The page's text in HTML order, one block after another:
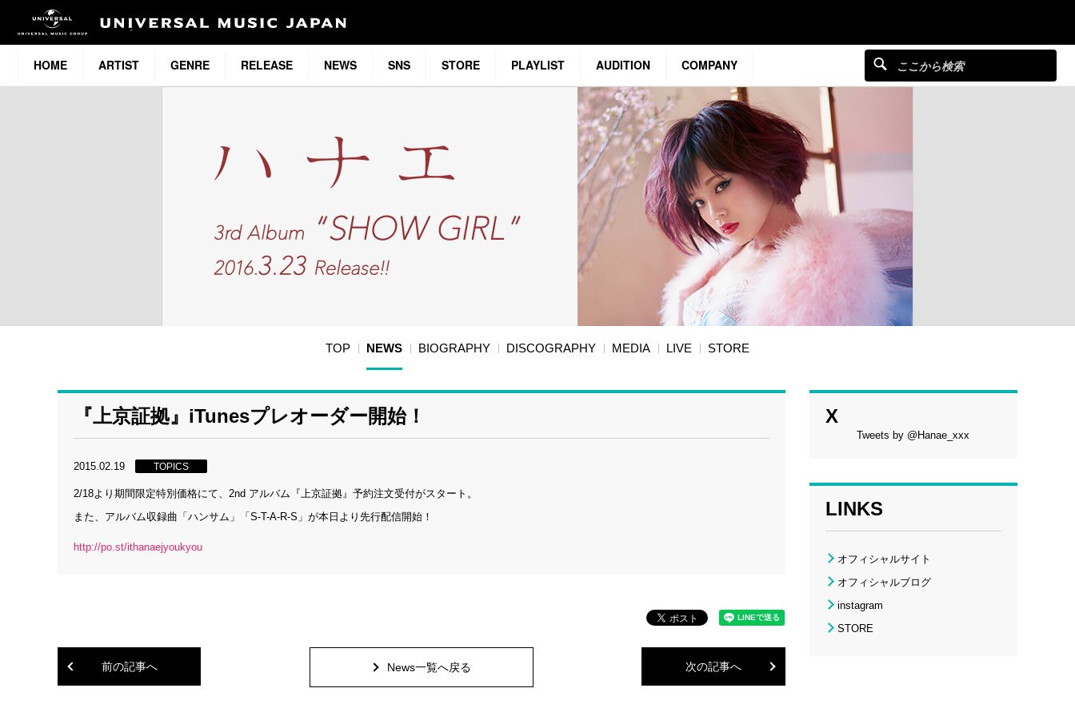
HOME ARTIST GENRE RELEASE NEWS SNS STORE PLAYLIST AUDITION COMPANY
TOP NEWS BIOGRAPHY DISCOGRAPHY MEDIA LIVE STORE
『上京証拠』iTunesプレオーダー開始！
2015.02.19 TOPICS
2/18より期間限定特別価格にて、2nd アルバム『上京証拠』予約注文受付がスタート。
また、アルバム収録曲「ハンサム」「S-T-A-R-S」が本日より先行配信開始！
http://po.st/ithanaejyoukyou
前の記事へ 次の記事へ
News一覧へ戻る
X
Tweets by @Hanae_xxx
LINKS
オフィシャルサイト
オフィシャルブログ
instagram
STORE